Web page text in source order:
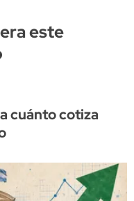
este
cuánto cotiza